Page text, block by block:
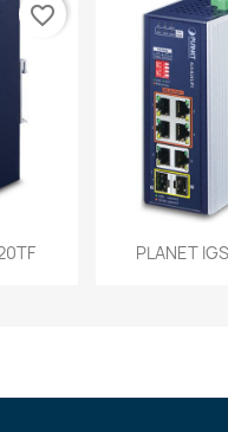
favorite_border

PLANET